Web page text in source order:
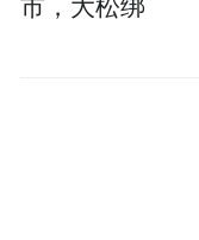
市，大松绑